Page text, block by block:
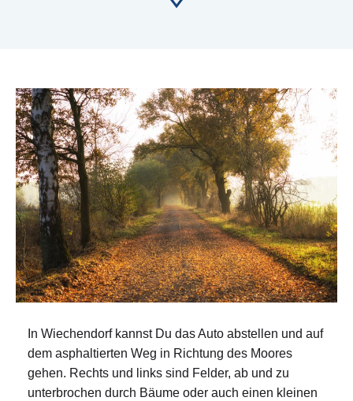
In Wiechendorf kannst Du das Auto abstellen und auf
dem asphaltierten Weg in Richtung des Moores
gehen. Rechts und links sind Felder, ab und zu
unterbrochen durch Bäume oder auch einen kleinen